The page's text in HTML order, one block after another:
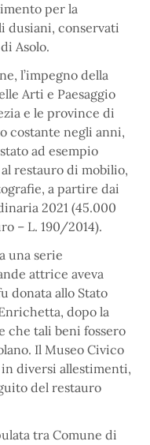
per la
dusiani, conservati
Asolo.
l’impegno della
Arti e Paesaggio
e le province di
costante negli anni,
ad esempio
restauro di mobilio,
a partire dai
2021 (45.000
– L. 190/2014).
una serie
attrice aveva
donata allo Stato
dopo la
che tali beni fossero
Il Museo Civico
diversi allestimenti,
del restauro
tra Comune di